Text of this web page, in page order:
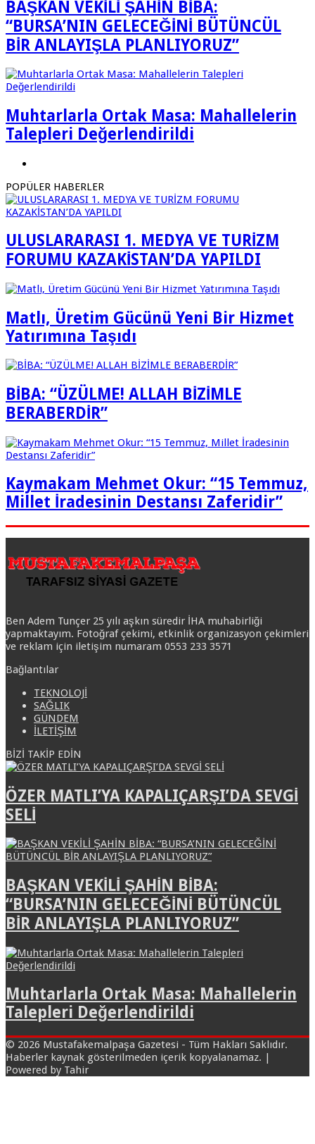
BAŞKAN VEKİLİ ŞAHİN BİBA:
“BURSA’NIN GELECEĞİNİ BÜTÜNCÜL
BİR ANLAYIŞLA PLANLIYORUZ”
Muhtarlarla Ortak Masa: Mahallelerin
Talepleri Değerlendirildi
POPÜLER HABERLER
ULUSLARARASI 1. MEDYA VE TURİZM
FORUMU KAZAKİSTAN’DA YAPILDI
Matlı, Üretim Gücünü Yeni Bir Hizmet
Yatırımına Taşıdı
BİBA: “ÜZÜLME! ALLAH BİZİMLE
BERABERDİR”
Kaymakam Mehmet Okur: “15 Temmuz,
Millet İradesinin Destansı Zaferidir”
Ben Adem Tunçer 25 yılı aşkın süredir İHA muhabirliği
yapmaktayım. Fotoğraf çekimi, etkinlik organizasyon çekimleri
ve reklam için iletişim numaram 0553 233 3571
Bağlantılar
TEKNOLOJİ
SAĞLIK
GÜNDEM
İLETİŞİM
BİZİ TAKİP EDİN
ÖZER MATLI’YA KAPALIÇARŞI’DA SEVGİ
SELİ
BAŞKAN VEKİLİ ŞAHİN BİBA:
“BURSA’NIN GELECEĞİNİ BÜTÜNCÜL
BİR ANLAYIŞLA PLANLIYORUZ”
Muhtarlarla Ortak Masa: Mahallelerin
Talepleri Değerlendirildi
© 2026 Mustafakemalpaşa Gazetesi - Tüm Hakları Saklıdır.
Haberler kaynak gösterilmeden içerik kopyalanamaz. |
Powered by Tahir